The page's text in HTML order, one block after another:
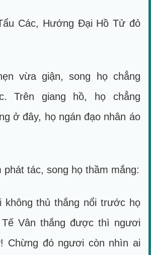
Các, Hướng Đại Hồ Tử đỏ
vừa giận, song họ chẳng
Trên giang hồ, họ chẳng
ở đây, họ ngán đạo nhân áo
phát tác, song họ thầm mắng:
thủ thắng nổi trước họ
Vân thắng được thì ngươi
Chừng đó ngươi còn nhìn ai